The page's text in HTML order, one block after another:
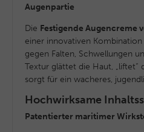
Augenpartie
Die Festigende Augencreme
einer innovativen
gegen Falten, Schwellungen
Textur glättet die Haut, „liftet“
sorgt für ein wacheres,
Hochwirksame
Patentierter maritimer